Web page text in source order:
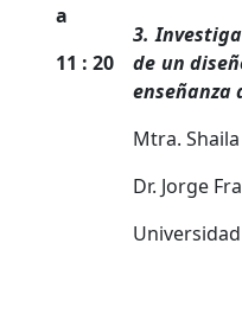
a
11 : 20
3.
de un
enseñanza
Mtra.
Dr. Jorge